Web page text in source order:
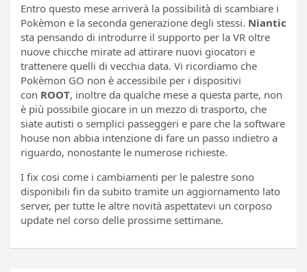
Entro questo mese arriverà la possibilità di scambiare i
Pokèmon e la seconda generazione degli stessi. Niantic
sta pensando di introdurre il supporto per la VR oltre
nuove chicche mirate ad attirare nuovi giocatori e
trattenere quelli di vecchia data. Vi ricordiamo che
Pokèmon GO non è accessibile per i dispositivi
con ROOT, inoltre da qualche mese a questa parte, non
è più possibile giocare in un mezzo di trasporto, che
siate autisti o semplici passeggeri e pare che la software
house non abbia intenzione di fare un passo indietro a
riguardo, nonostante le numerose richieste.
I fix cosi come i cambiamenti per le palestre sono
disponibili fin da subito tramite un aggiornamento lato
server, per tutte le altre novità aspettatevi un corposo
update nel corso delle prossime settimane.